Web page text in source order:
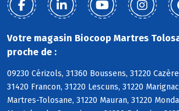
Votre magasin Biocoop Martres
proche de :
09230 Cérizols, 31360 Boussens, 31220
31420 Francon, 31220 Lescuns, 31220
Martres-Tolosane, 31220 Mauran, 31220